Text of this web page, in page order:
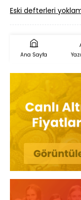
Eski defterleri
Ana Sayfa